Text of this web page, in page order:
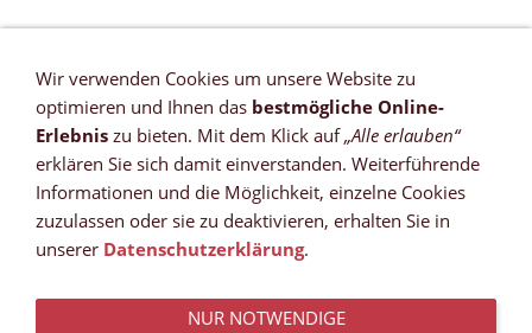
VERTRAG WIDERRUFEN
Newsletter
Wir verwenden Cookies um unsere Website zu
optimieren und Ihnen das bestmögliche Online-
Erlebnis zu bieten. Mit dem Klick auf„Alle erlauben“
erklären Sie sich damit einverstanden. Weiterführende
Informationen und die Möglichkeit, einzelne Cookies
zuzulassen oder sie zu deaktivieren, erhalten Sie in
unserer Datenschutzerklärung.
NUR NOTWENDIGE